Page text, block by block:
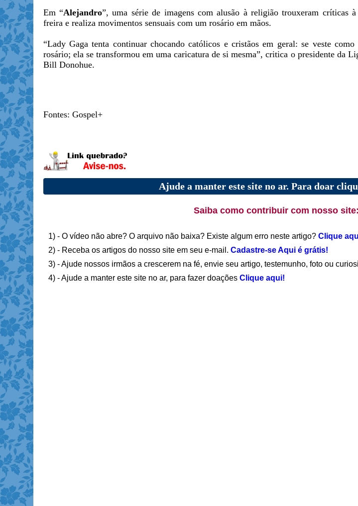
Em “Alejandro”, uma série de imagens com alusão à religião trouxeram críticas
freira e realiza movimentos sensuais com um rosário em mãos.
“Lady Gaga tenta continuar chocando católicos e cristãos em geral: se veste
rosário; ela se transformou em uma caricatura de si mesma”, critica o presidente da
Bill Donohue.
Fontes: Gospel+
Ajude a manter este site no ar. Para doar
Saiba como contribuir com nosso site:
1) - O vídeo não abre? O arquivo não baixa? Existe algum erro neste artigo? Clique
2) - Receba os artigos do nosso site em seu e-mail. Cadastre-se Aqui é grátis!
3) - Ajude nossos irmãos a crescerem na fé, envie seu artigo, testemunho, foto ou
4) - Ajude a manter este site no ar, para fazer doações Clique aqui!